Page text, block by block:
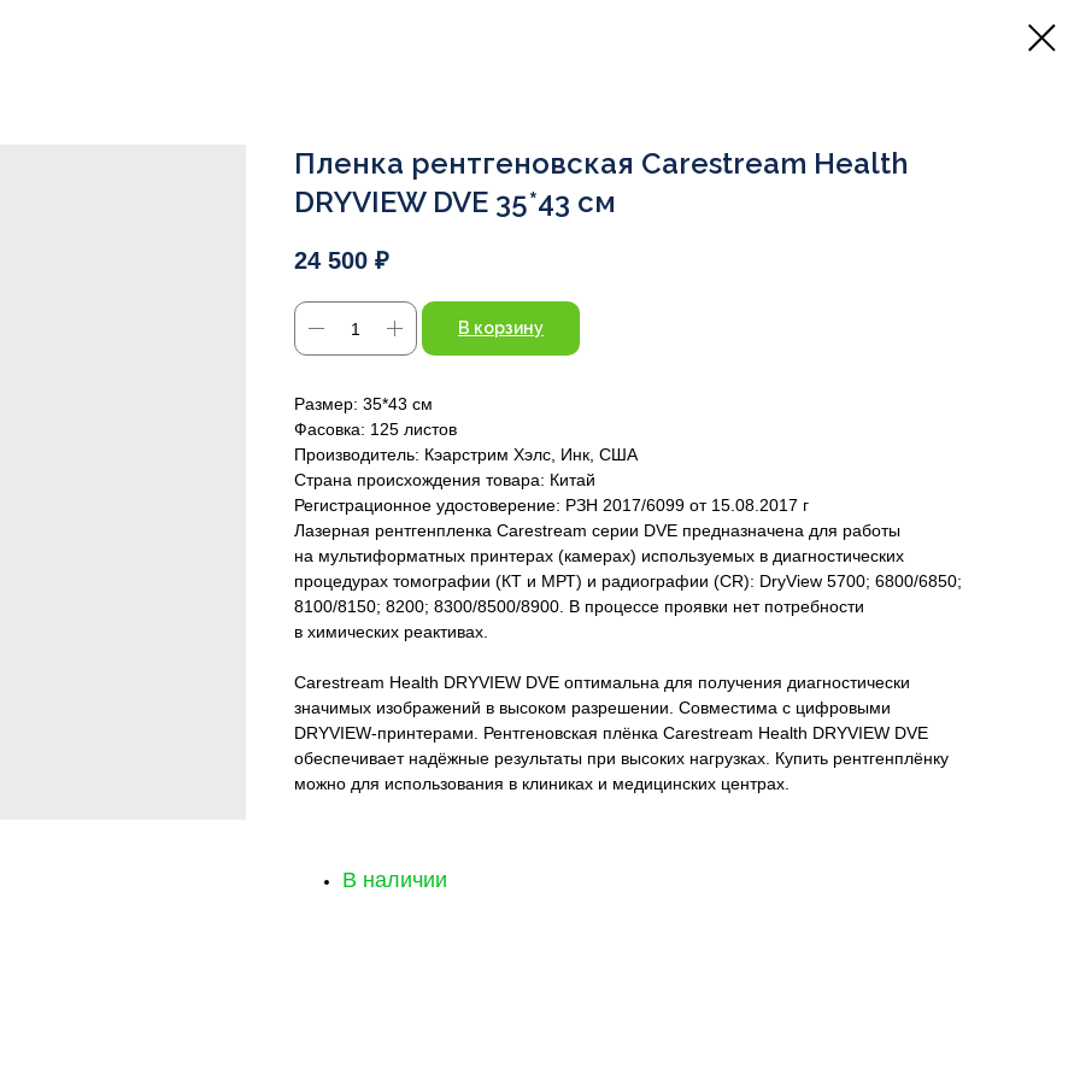
Пленка рентгеновская Carestream Health
DRYVIEW DVE 35*43 см
24 500 ₽
В корзину
Размер: 35*43 см
Фасовка: 125 листов
Производитель: Кэарстрим Хэлс, Инк, США
Страна происхождения товара: Китай
Регистрационное удостоверение: РЗН 2017/6099 от 15.08.2017 г
Лазерная рентгенпленка Carestream серии DVE предназначена для работы
на мультиформатных принтерах (камерах) используемых в диагностических
процедурах томографии (КТ и МРТ) и радиографии (CR): DryView 5700; 6800/6850;
8100/8150; 8200; 8300/8500/8900. В процессе проявки нет потребности
в химических реактивах.
Carestream Health DRYVIEW DVE оптимальна для получения диагностически
значимых изображений в высоком разрешении. Совместима с цифровыми
DRYVIEW-принтерами. Рентгеновская плёнка Carestream Health DRYVIEW DVE
обеспечивает надёжные результаты при высоких нагрузках. Купить рентгенплёнку
можно для использования в клиниках и медицинских центрах.
В наличии